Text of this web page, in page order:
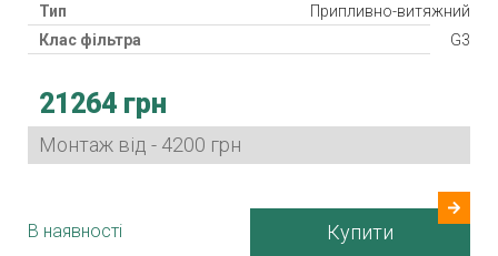
Тип
Припливно-витяжний
Клас фільтра
G3
Клас захисту
Споживана потужність
3,2-15 Вт
Гарантія
21264 грн
Монтаж від - 4200 грн
В наявності Купити